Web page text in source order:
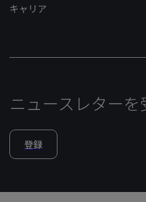
キャリア
ニュースレターを
登録